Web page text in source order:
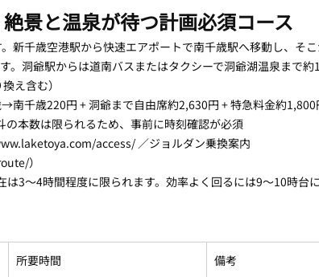
景と温泉が待つ計画必須コース
新千歳空港駅から快速エアポートで南千歳駅へ移動し、そ
。洞爺駅からは道南バスまたはタクシーで洞爺湖温泉まで約
え含む）
南千歳220円 + 洞爺まで自由席約2,630円 + 特急料金約1,800
の本数は限られるため、事前に時刻確認が必須
access/ ／ジョルダン乗換案内
）
3〜4時間程度に限られます。効率よく回るには9〜10時台
所要時間 備考